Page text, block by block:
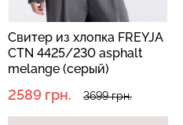
Свитер из хлопка FREYJA
CTN 4425/230 asphalt
melange (серый)
2589 грн. 3699 грн.
Бесшовные стринги
STRING BRIEFS (черный)